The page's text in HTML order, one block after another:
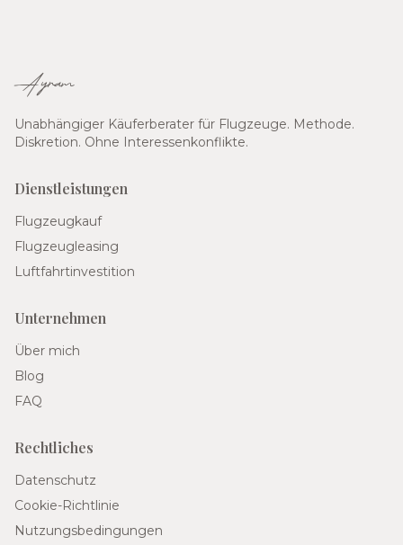
Ayram
Unabhängiger Käuferberater für Flugzeuge. Methode.
Diskretion. Ohne Interessenkonflikte.
Dienstleistungen
Flugzeugkauf
Flugzeugleasing
Luftfahrtinvestition
Unternehmen
Über mich
Blog
FAQ
Rechtliches
Datenschutz
Cookie-Richtlinie
Nutzungsbedingungen